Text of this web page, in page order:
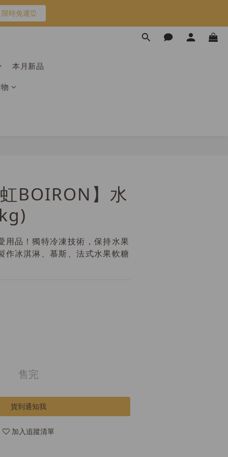
限時免運⏰
限時免運⏰
限時免運⏰
本月新品
BOIRON】水
用品！獨特冷凍技術，保持水果
作冰淇淋、慕斯、法式水果軟糖
售完
貨到通知我
加入追蹤清單